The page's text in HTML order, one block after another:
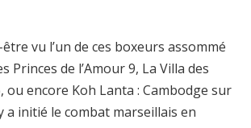
vu l’un de ces boxeurs assommé
Princes de l’Amour 9, La Villa des
ou encore Koh Lanta : Cambodge sur
a initié le combat marseillais en